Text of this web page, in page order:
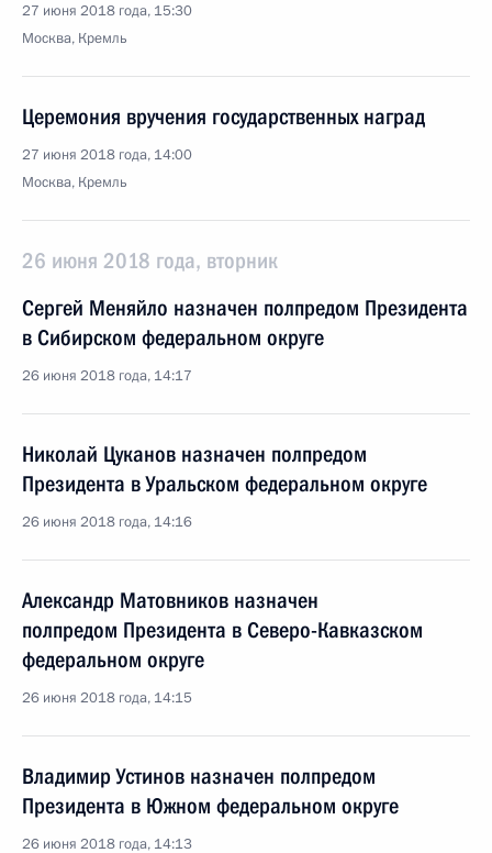
27 июня 2018 года, 15:30
Москва, Кремль
Церемония вручения государственных наград
27 июня 2018 года, 14:00
Москва, Кремль
26 июня 2018 года, вторник
Сергей Меняйло назначен полпредом Президента
в Сибирском федеральном округе
26 июня 2018 года, 14:17
Николай Цуканов назначен полпредом
Президента в Уральском федеральном округе
26 июня 2018 года, 14:16
Александр Матовников назначен
полпредом Президента в Северо-Кавказском
федеральном округе
26 июня 2018 года, 14:15
Владимир Устинов назначен полпредом
Президента в Южном федеральном округе
26 июня 2018 года, 14:13